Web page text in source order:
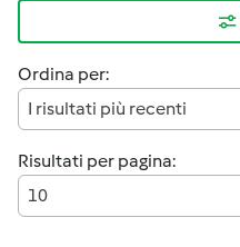
Ordina per:
I risultati più recenti
Risultati per pagina:
10